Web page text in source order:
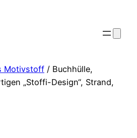
Motivstoff / Buchhülle,
„Stoffi-Design“, Strand,